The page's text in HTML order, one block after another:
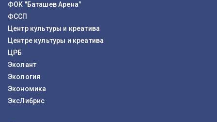
ФОК "Баташев Арена"
ФССП
Центр культуры и креатива
Центре культуры и креатива
ЦРБ
Эколант
Экология
Экономика
ЭксЛибрис